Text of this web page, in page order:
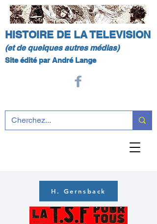
HISTOIRE DE LA TELEVISION
(et de quelques autres médias)
Site édité par André Lange
H. Gernsback